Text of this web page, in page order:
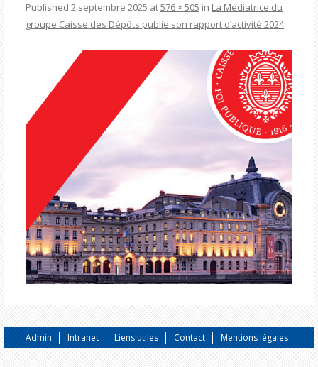
Published 2 septembre 2025 at576 × 505 in La Médiatrice du
groupe Caisse des Dépôts publie son rapport d’activité 2024.
Admin Intranet Liens utiles Contact Mentions légales